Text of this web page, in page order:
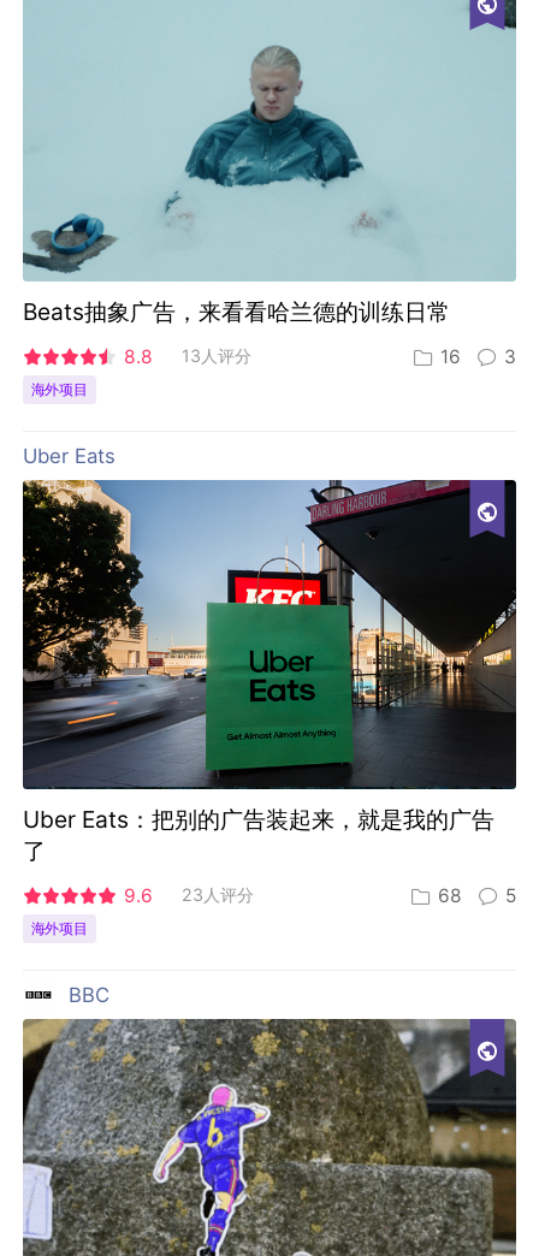
Beats抽象广告，来看看哈兰德的训练日常
8.8 13人评分 16 3
海外项目
Uber Eats
Uber Eats：把别的广告装起来，就是我的广告
了
9.6 23人评分 68 5
海外项目
BBC